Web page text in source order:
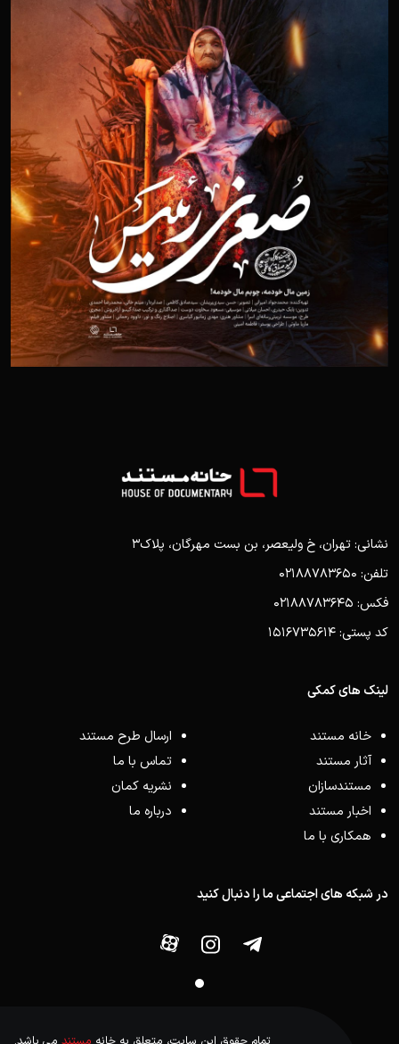
نشانی: تهران، خ ولیعصر، بن بست مهرگان، پلاک3
تلفن: 02188783650
فکس: 02188783645
کد پستی: 1516735614
لینک های کمکی
خانه مستند
آثار مستند
مستندسازان
اخبار مستند
همکاری با ما
ارسال طرح مستند
تماس با ما
نشریه کمان
درباره ما
در شبکه های اجتماعی ما را دنبال کنید